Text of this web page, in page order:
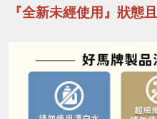
『全新未經使用』狀態